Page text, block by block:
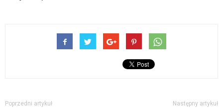
Poprzedni artykuł Następny artykuł